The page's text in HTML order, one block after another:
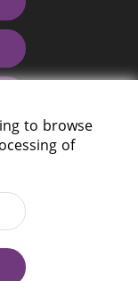
to browse
of